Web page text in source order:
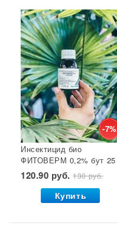
-7%
Инсектицид био
ФИТОВЕРМ 0,2% бут 25
мл ВХ 1/30
120.90 руб.130 руб.
Купить